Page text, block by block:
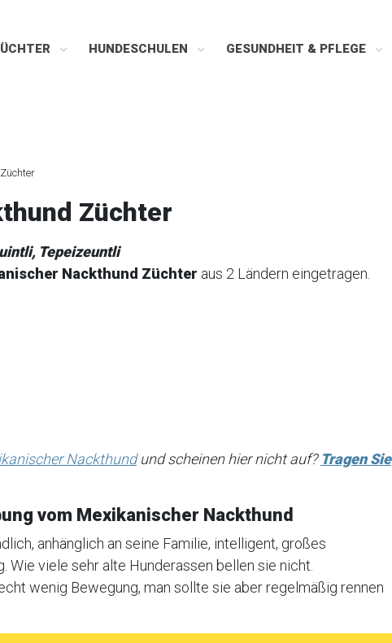
HUNDESCHULEN GESUNDHEIT & PFLEGE
Züchter
Tepeizeuntli
Nackthund Züchter aus 2 Ländern eingetragen.
Nackthundund scheinen hier nicht auf? Tragen Sie
vom Mexikanischer Nackthund
anhänglich an seine Familie, intelligent, großes
Wie viele sehr alte Hunderassen bellen sie nicht.
wenig Bewegung, man sollte sie aber regelmäßig rennen